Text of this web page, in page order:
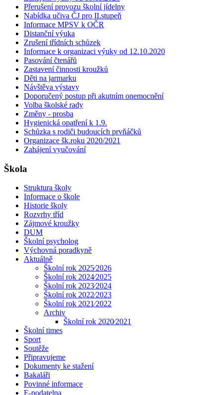
Přerušení provozu školní jídelny
Nabídka učiva ČJ pro II.stupeň
Informace MPSV k OČR
Distanční výuka
Zrušení třídních schůzek
Informace k organizaci výuky od 12.10.2020
Pasování čtenářů
Zastavení činnosti kroužků
Děti na jarmarku
Návštěva výstavy
Doporučený postup při akutním onemocnění
Volba školské rady
Změny - prosba
Hygienická opatření k 1.9.
Schůzka s rodiči budoucích prvňáčků
Organizace šk.roku 2020/2021
Zahájení vyučování
Škola
Struktura školy
Informace o škole
Historie školy
Rozvrhy tříd
Zájmové kroužky
DUM
Školní psycholog
Výchovná poradkyně
Aktuálně
Školní rok 2025⁄2026
Školní rok 2024⁄2025
Školní rok 2023⁄2024
Školní rok 2022⁄2023
Školní rok 2021⁄2022
Archiv
Školní rok 2020⁄2021
Školní times
Sport
Soutěže
Připravujeme
Dokumenty ke stažení
Bakaláři
Povinné informace
E-podatelna